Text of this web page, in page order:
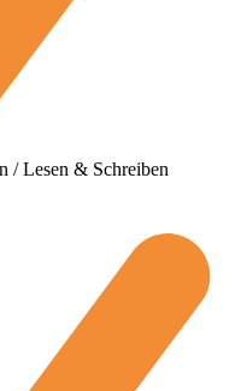
/ Lesen & Schreiben